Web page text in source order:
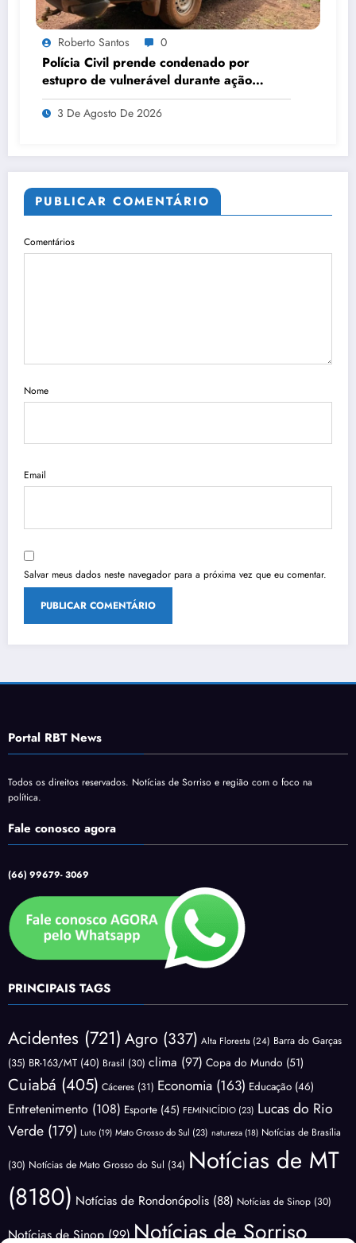
Roberto Santos 0
Polícia Civil prende condenado por
estupro de vulnerável durante ação
integrada entre Mato Grosso e Bahia
3 De Agosto De 2026
PUBLICAR COMENTÁRIO
Comentários
Nome
Email
Salvar meus dados neste navegador para a próxima vez que eu comentar.
Portal RBT News
Todos os direitos reservados. Notícias de Sorriso e região com o foco na
política.
Fale conosco agora
(66) 99679- 3069
PRINCIPAIS TAGS
Acidentes (721) Agro (337) Alta Floresta (24) Barra do Garças
(35) BR-163/MT (40) Brasil (30) clima (97) Copa do Mundo (51)
Cuiabá (405) Cáceres (31) Economia (163) Educação (46)
Entretenimento (108) Esporte (45) FEMINICÍDIO (23) Lucas do Rio
Verde (179) Luto (19) Mato Grosso do Sul (23) natureza (18) Notícias de Brasília
(30) Notícias de Mato Grosso do Sul (34) Notícias de MT
(8180) Notícias de Rondonópolis (88) Notícias de Sinop (30)
Notícias de Sinop(99)Notícias de Sorriso